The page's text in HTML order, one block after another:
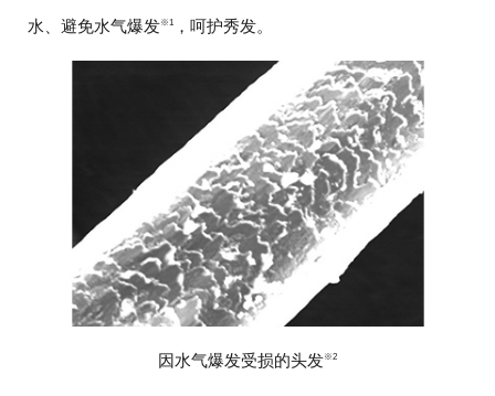
水、避免水气爆发※1 ，呵护秀发。
因水气爆发受损的头发※2